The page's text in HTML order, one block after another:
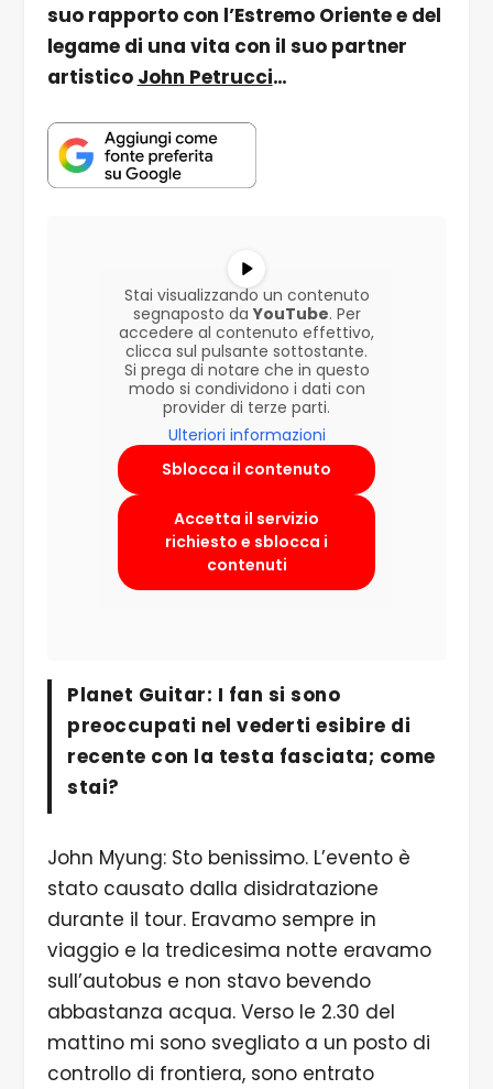
suo rapporto con l’Estremo Oriente e del
legame di una vita con il suo partner
artistico John Petrucci…
Stai visualizzando un contenuto
segnaposto daYouTube. Per
accedere al contenuto effettivo,
clicca sul pulsante sottostante.
Si prega di notare che in questo
modo si condividono i dati con
provider di terze parti.
Ulteriori informazioni
Sblocca il contenuto
Accetta il servizio
richiesto e sblocca i
contenuti
Planet Guitar: I fan si sono
preoccupati nel vederti esibire di
recente con la testa fasciata; come
stai?
John Myung: Sto benissimo. L’evento è
stato causato dalla disidratazione
durante il tour. Eravamo sempre in
viaggio e la tredicesima notte eravamo
sull’autobus e non stavo bevendo
abbastanza acqua. Verso le 2.30 del
mattino mi sono svegliato a un posto di
controllo di frontiera, sono entrato